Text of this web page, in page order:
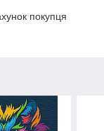
покупця